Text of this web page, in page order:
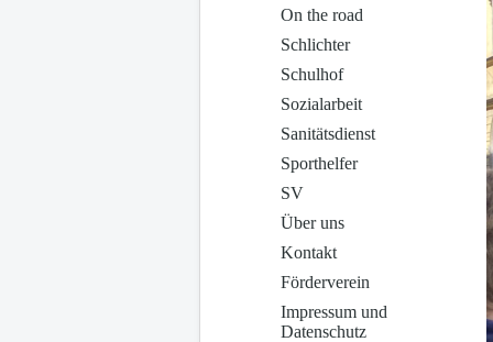
On the road
Schlichter
Schulhof
Sozialarbeit
Sanitätsdienst
Sporthelfer
SV
Über uns
Kontakt
Förderverein
Impressum und
Datenschutz